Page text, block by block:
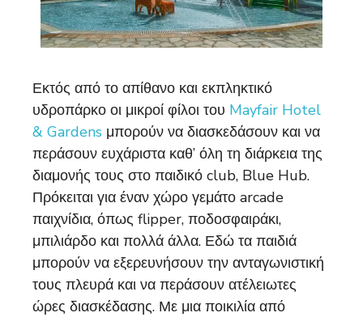
Εκτός από το απίθανο και εκπληκτικό
υδροπάρκο οι μικροί φίλοι του Mayfair Hotel
& Gardens μπορούν να διασκεδάσουν και να
περάσουν ευχάριστα καθ’ όλη τη διάρκεια της
διαμονής τους στο παιδικό club, Blue Hub.
Πρόκειται για έναν χώρο γεμάτο arcade
παιχνίδια, όπως flipper, ποδοσφαιράκι,
μπιλιάρδο και πολλά άλλα. Εδώ τα παιδιά
μπορούν να εξερευνήσουν την ανταγωνιστική
τους πλευρά και να περάσουν ατέλειωτες
ώρες διασκέδασης. Με μια ποικιλία από